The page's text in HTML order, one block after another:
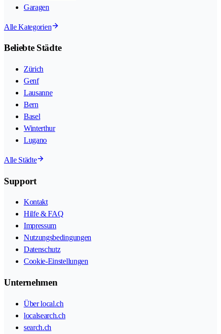
Garagen
Alle Kategorien
Beliebte Städte
Zürich
Genf
Lausanne
Bern
Basel
Winterthur
Lugano
Alle Städte
Support
Kontakt
Hilfe & FAQ
Impressum
Nutzungsbedingungen
Datenschutz
Cookie-Einstellungen
Unternehmen
Über local.ch
localsearch.ch
search.ch